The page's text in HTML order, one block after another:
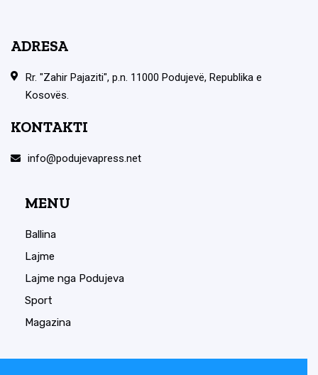
ADRESA
Rr. "Zahir Pajaziti", p.n. 11000 Podujevë, Republika e
Kosovës.
KONTAKTI
info@podujevapress.net
MENU
Ballina
Lajme
Lajme nga Podujeva
Sport
Magazina